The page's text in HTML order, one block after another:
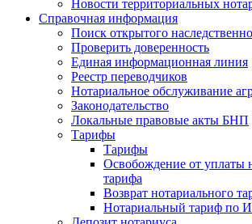
Новости территориальных
Справочная информация
Поиск открытого
Проверить доверенность
Единая информационная линия
Реестр переводчиков
Нотариальное обслуживание
Законодательство
Локальные правовые акты БНП
Тарифы
Тарифы
Освобождение от уплаты
тарифа
Возврат нотариального
Нотариальный тариф по